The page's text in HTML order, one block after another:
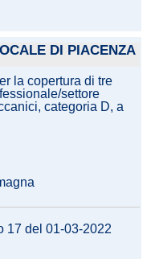
DI PIACENZA
la copertura di tre
settore
categoria D, a
17 del 01-03-2022